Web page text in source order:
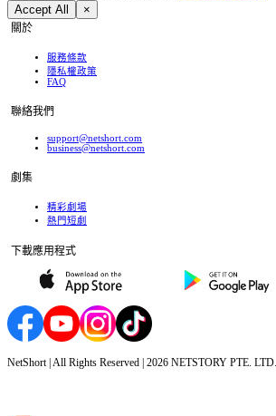
Accept All ×
關於
服務條款
隱私權政策
FAQ
聯絡我們
support@netshort.com
business@netshort.com
劇集
精彩劇場
熱門短劇
下載應用程式
NetShort | All Rights Reserved | 2026 NETSTORY PTE. LTD.